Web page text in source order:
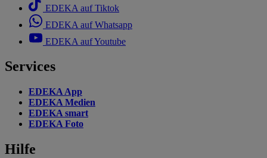
EDEKA auf Tiktok
EDEKA auf Whatsapp
EDEKA auf Youtube
Services
EDEKA App
EDEKA Medien
EDEKA smart
EDEKA Foto
Hilfe